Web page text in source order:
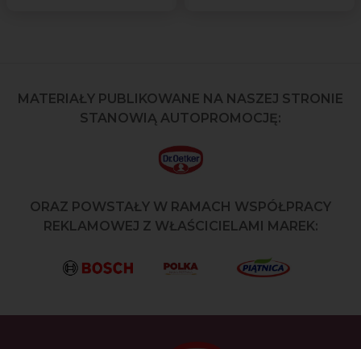
MATERIAŁY PUBLIKOWANE NA NASZEJ STRONIE
STANOWIĄ AUTOPROMOCJĘ:
ORAZ POWSTAŁY W RAMACH WSPÓŁPRACY
REKLAMOWEJ Z WŁAŚCICIELAMI MAREK: